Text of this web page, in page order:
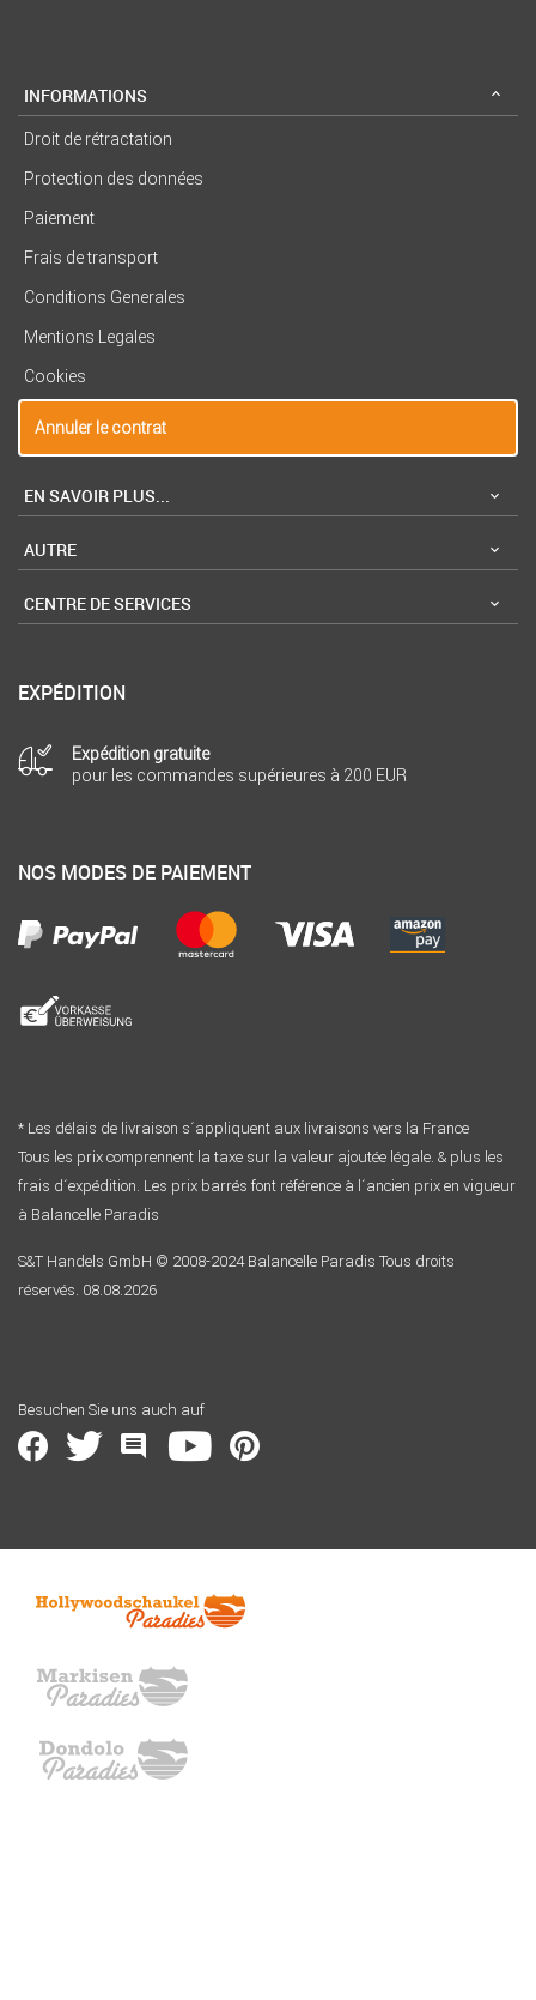
INFORMATIONS
Droit de rétractation
Protection des données
Paiement
Frais de transport
Conditions Generales
Mentions Legales
Cookies
Annuler le contrat
EN SAVOIR PLUS...
AUTRE
CENTRE DE SERVICES
EXPÉDITION
Expédition gratuite
pour les commandes supérieures à 200 EUR
NOS MODES DE PAIEMENT
* Les délais de livraison s´appliquent aux livraisons vers la France
Tous les prix comprennent la taxe sur la valeur ajoutée légale. & plus les
frais d´expédition. Les prix barrés font référence à l´ancien prix en vigueur
à Balancelle Paradis
S&T Handels GmbH © 2008-2024 Balancelle Paradis Tous droits
réservés. 08.08.2026
Besuchen Sie uns auch auf